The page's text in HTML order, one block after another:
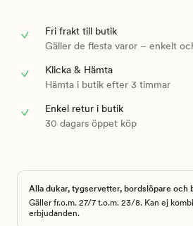
Fri frakt till butik
Gäller de flesta varor – enkelt
Klicka & Hämta
Hämta i butik efter 3 timmar
Enkel retur i butik
30 dagars öppet köp
Alla dukar, tygservetter, bordslöpare och
Gäller fr.o.m. 27/7 t.o.m. 23/8. Kan ej
erbjudanden.